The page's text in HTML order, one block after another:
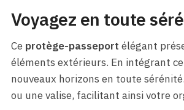
Voyagez en toute
Ce protège-passeport élégant
éléments extérieurs. En intégrant
nouveaux horizons en toute
ou une valise, facilitant ainsi votre